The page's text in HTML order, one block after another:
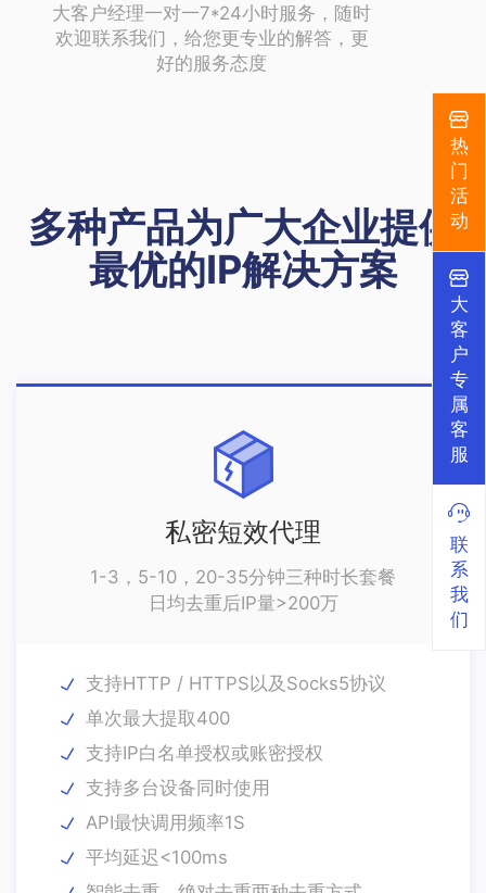
大客户经理一对一7*24小时服务，随时
欢迎联系我们，给您更专业的解答，更
好的服务态度
多种产品为广大企业提供
最优的IP解决方案
私密短效代理
1-3，5-10，20-35分钟三种时长套餐
日均去重后IP量>200万
支持HTTP / HTTPS以及Socks5协议
单次最大提取400
支持IP白名单授权或账密授权
支持多台设备同时使用
API最快调用频率1S
平均延迟<100ms
热
门
活
动
大
客
户
专
属
客
服
联
系
我
们